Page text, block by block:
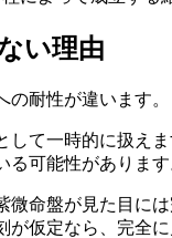
い理由
耐性が違います。
して一時的に扱え
る可能性があります
微命盤が見た目に
仮定なら、完全